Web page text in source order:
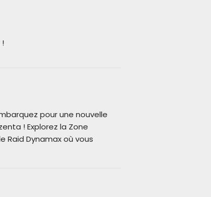
pour une nouvelle
! Explorez la Zone
Raid Dynamax où vous